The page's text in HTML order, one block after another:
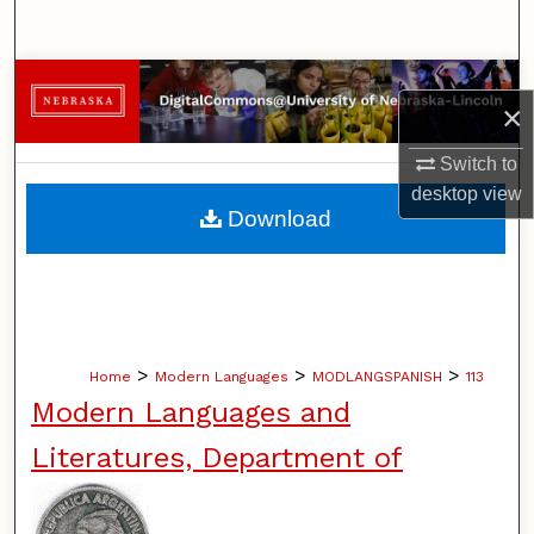
×
Switch to
desktopview
Browse Collections
My Account
About
Home > Modern Languages > MODLANGSPANISH > 113
Modern Languages and
Literatures, Department of
Download